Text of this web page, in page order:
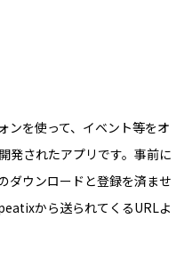
を使って、イベント等をオ
発されたアプリです。事前に
ダウンロードと登録を済ませ
から送られてくるURLよ